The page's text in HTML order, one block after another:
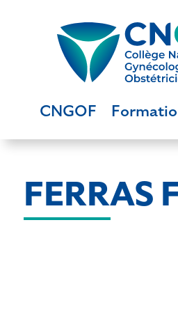
CNGOF
FERRAS